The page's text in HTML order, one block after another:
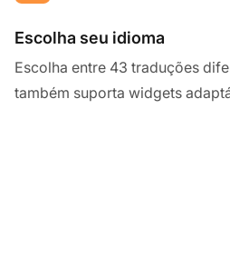
Escolha seu idioma
Escolha entre 43 traduções
também suporta widgets